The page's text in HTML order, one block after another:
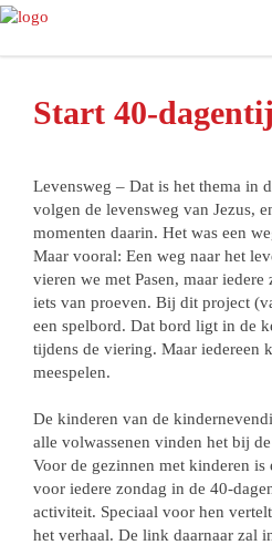
Start 40-
Levensweg – Dat is het thema in
volgen de levensweg van Jezus,
momenten daarin. Het was een
Maar vooral: Een weg naar het
vieren we met Pasen, maar
iets van proeven. Bij dit project
een spelbord. Dat bord ligt in de
tijdens de viering. Maar iedereen
meespelen.
De kinderen van de
alle volwassenen vinden het bij
Voor de gezinnen met kinderen is
voor iedere zondag in de 40-
activiteit. Speciaal voor hen
het verhaal. De link daarnaar zal